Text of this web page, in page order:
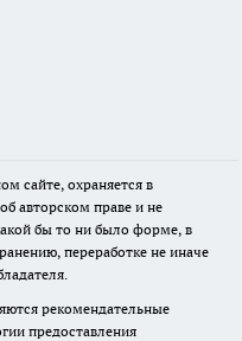
сайте, охраняется в
авторском праве и не
бы то ни было форме, в
переработке не иначе
рекомендательные
предоставления